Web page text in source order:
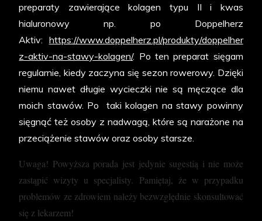
preparaty zawierające kolagen typu II i kwas
hialuronowy np. po Doppelherz
Aktiv: https://www.doppelherz.pl/produkty/doppelher
z-aktiv-na-stawy-kolagen/. Po ten preparat sięgam
regularnie, kiedy zaczyna się sezon rowerowy. Dzięki
niemu nawet długie wycieczki nie są męczące dla
moich stawów. Po taki kolagen na stawy powinny
sięgnąć też osoby z nadwagą, które są narażone na
przeciążenie stawów oraz osoby starsze.
Uwaga! Powyższa porada jest jedynie sugestią i nie może
zastąpić wizyty u specjalisty. Pamiętaj, że w przypadku
problemów ze zdrowiem należy bezwzględnie skonsultować
się z lekarzem!